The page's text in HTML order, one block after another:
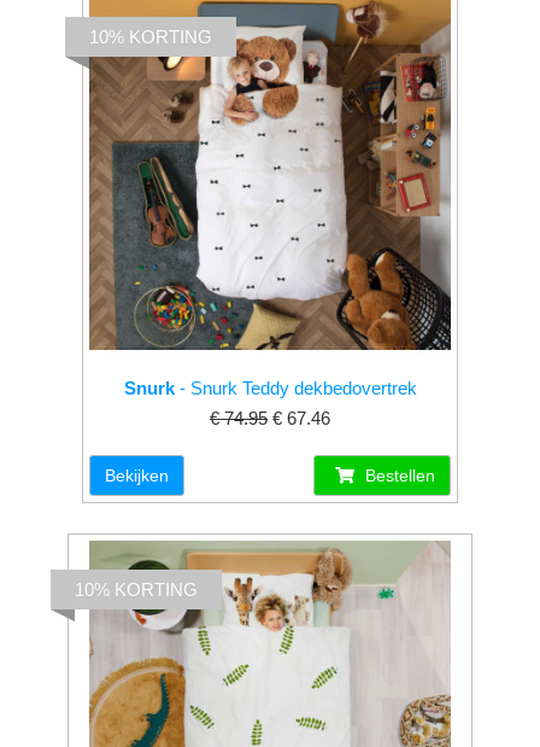
Snurk- Snurk Teddy dekbedovertrek
€ 74.95 € 67.46
10% KORTING
Bekijken Bestellen
10% KORTING